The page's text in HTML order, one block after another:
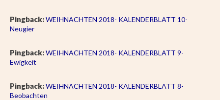
Pingback:WEIHNACHTEN 2018- KALENDERBLATT 10-
Neugier
Pingback:WEIHNACHTEN 2018- KALENDERBLATT 9-
Ewigkeit
Pingback:WEIHNACHTEN 2018- KALENDERBLATT 8-
Beobachten